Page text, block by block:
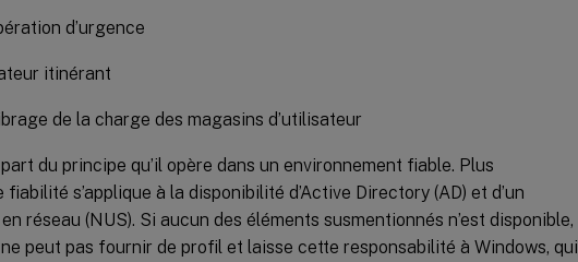
d’urgence
itinérant
de la charge des magasins d’utilisateur
du principe qu’il opère dans un environnement fiable. Plus
s’applique à la disponibilité d’Active Directory (AD) et d’un
réseau (NUS). Si aucun des éléments susmentionnés n’est disponible,
peut pas fournir de profil et laisse cette responsabilité à Windows, qui